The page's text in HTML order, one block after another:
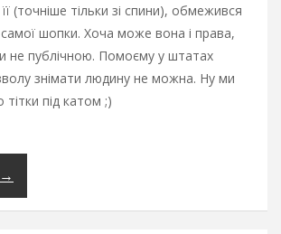
(точніше тільки зі спини), обмежився
шопки. Хоча може вона і права,
не публічною. Помоєму у штатах
знімати людину не можна. Ну ми
під катом ;)